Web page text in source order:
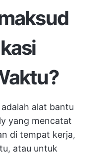
alat bantu
yang mencatat
di tempat kerja,
atau untuk